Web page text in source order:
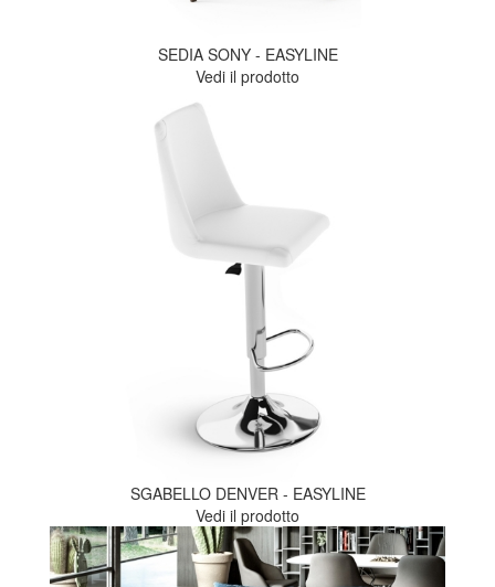
SEDIA SONY - EASYLINE
Vedi il prodotto
SGABELLO DENVER - EASYLINE
Vedi il prodotto